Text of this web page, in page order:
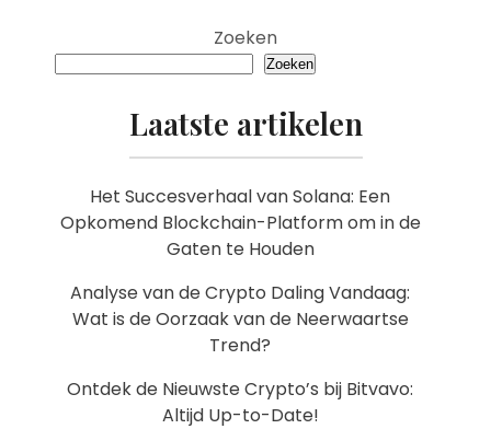
Zoeken
Zoeken
Laatste artikelen
Het Succesverhaal van Solana: Een
Opkomend Blockchain-Platform om in de
Gaten te Houden
Analyse van de Crypto Daling Vandaag:
Wat is de Oorzaak van de Neerwaartse
Trend?
Ontdek de Nieuwste Crypto’s bij Bitvavo:
Altijd Up-to-Date!